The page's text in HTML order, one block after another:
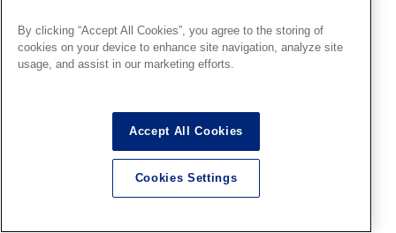
8月9日（日）13時より「ファ
果発表＆表彰式開催 ！
2026.08.06
By clicking “Accept All Cookies”, you agree to the storing of
cookies on your device to enhance site navigation, analyze site
usage, and assist in our marketing efforts.
Accept All Cookies
Cookies Settings